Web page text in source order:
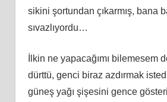
sikini şortundan çıkarmış, bana
sıvazlıyordu…
İlkin ne yapacağımı bilemesem
dürttü, genci biraz azdırmak
güneş yağı şişesini gence